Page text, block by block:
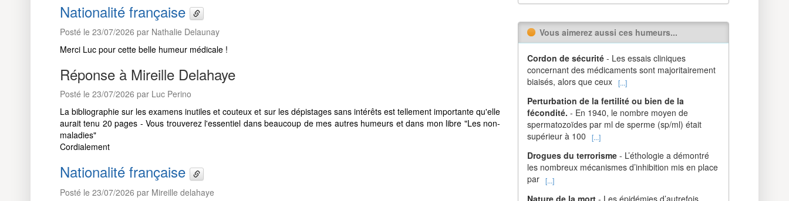
Nationalité française
Posté le 23/07/2026 par Nathalie Delaunay
Merci Luc pour cette belle humeur médicale !
Réponse à Mireille Delahaye
Posté le 23/07/2026 par Luc Perino
La bibliographie sur les examens inutiles et couteux et sur les dépistages sans intérêts est tellement importante qu'elle
aurait tenu 20 pages - Vous trouverez l'essentiel dans beaucoup de mes autres humeurs et dans mon libre "Les non-
maladies"
Cordialement
Nationalité française
Posté le 23/07/2026 par Mireille delahaye
Vous aimerez aussi ces humeurs...
Cordon de sécurité - Les essais cliniques
concernant des médicaments sont majoritairement
biaisés, alors que ceux [...]
Perturbation de la fertilité ou bien de la
fécondité. - En 1940, le nombre moyen de
spermatozoïdes par ml de sperme (sp/ml) était
supérieur à 100
[...]
Drogues du terrorisme - L’éthologie a démontré
les nombreux mécanismes d’inhibition mis en place
par [...]
Nature de la mort - Les épidémies d’autrefois